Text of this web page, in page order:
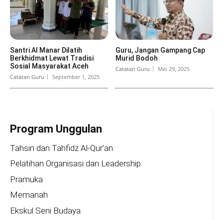
Santri Al Manar Dilatih
Berkhidmat Lewat Tradisi
Sosial Masyarakat Aceh
Catatan Guru September 1, 2025
Guru, Jangan Gampang Cap
Murid Bodoh
Catatan Guru Mei 29, 2025
Program Unggulan
Tahsin dan Tahfidz Al-Qur’an
Pelatihan Organisasi dan Leadership
Pramuka
Memanah
Ekskul Seni Budaya